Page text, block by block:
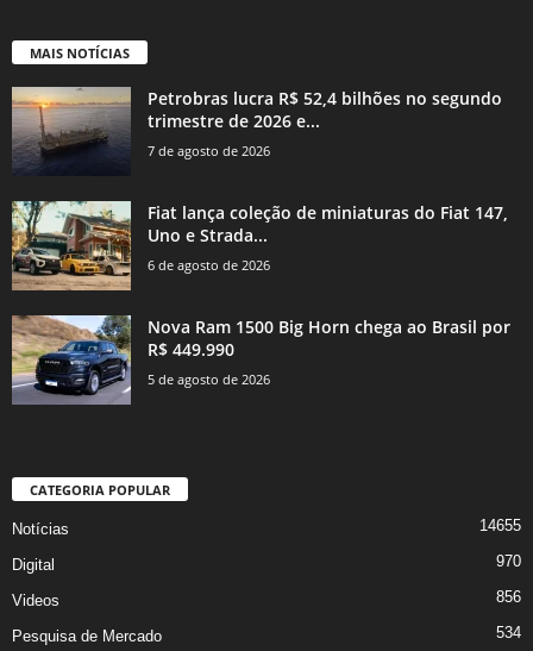
MAIS NOTÍCIAS
Petrobras lucra R$ 52,4 bilhões no segundo
trimestre de 2026 e...
7 de agosto de 2026
Fiat lança coleção de miniaturas do Fiat 147,
Uno e Strada...
6 de agosto de 2026
Nova Ram 1500 Big Horn chega ao Brasil por
R$ 449.990
5 de agosto de 2026
CATEGORIA POPULAR
Notícias 14655
Digital 970
Videos 856
Pesquisa de Mercado 534